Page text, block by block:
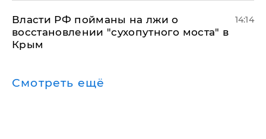
Власти РФ пойманы на лжи о
восстановлении "сухопутного моста" в
Крым
14:14
Смотреть ещё